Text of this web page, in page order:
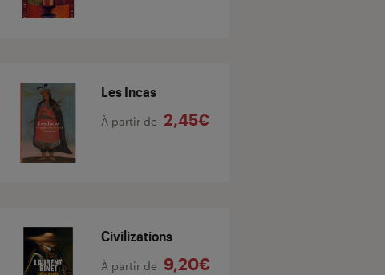
Les Incas
À partir de 2,45€
Civilizations
À partir de 9,20€